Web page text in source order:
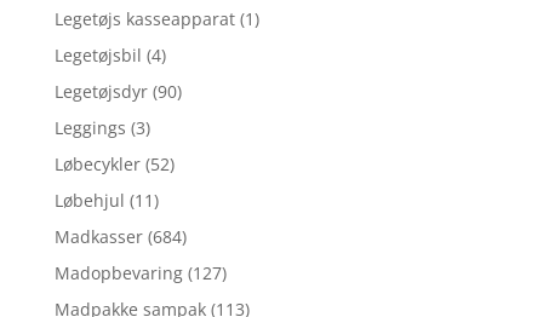
Legetøjs kasseapparat (1)
Legetøjsbil (4)
Legetøjsdyr (90)
Leggings (3)
Løbecykler (52)
Løbehjul (11)
Madkasser (684)
Madopbevaring (127)
Madpakke sampak (113)